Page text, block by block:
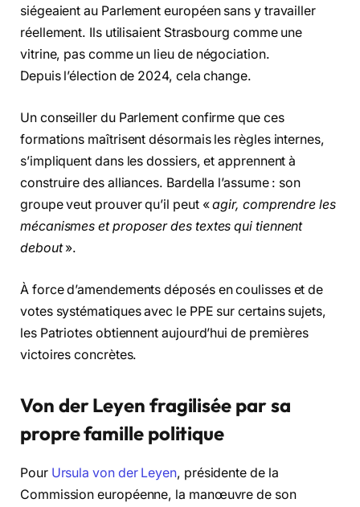
siégeaient au Parlement européen sans y travailler
réellement. Ils utilisaient Strasbourg comme une
vitrine, pas comme un lieu de négociation.
Depuis l’élection de 2024, cela change.
Un conseiller du Parlement confirme que ces
formations maîtrisent désormais les règles internes,
s’impliquent dans les dossiers, et apprennent à
construire des alliances. Bardella l’assume : son
groupe veut prouver qu’il peut «agir, comprendre les
mécanismes et proposer des textes qui tiennent
debout».
À force d’amendements déposés en coulisses et de
votes systématiques avec le PPE sur certains sujets,
les Patriotes obtiennent aujourd’hui de premières
victoires concrètes.
Von der Leyen fragilisée par sa
propre famille politique
Pour Ursula von der Leyen, présidente de la
Commission européenne, la manœuvre de son